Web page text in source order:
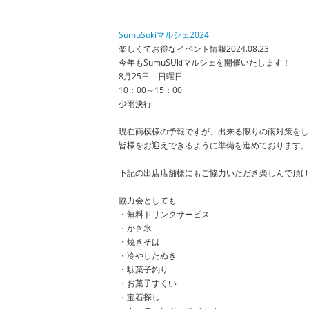
SumuSukiマルシェ2024
楽しくてお得なイベント情報2024.08.23
今年もSumuSUkiマルシェを開催いたします！
8月25日 日曜日
10：00～15：00
少雨決行
現在雨模様の予報ですが、出来る限りの雨対策をし
皆様をお迎えできるように準備を進めております。
下記の出店店舗様にもご協力いただき楽しんで頂
協力会としても
・無料ドリンクサービス
・かき氷
・焼きそば
・冷やしたぬき
・駄菓子釣り
・お菓子すくい
・宝石探し